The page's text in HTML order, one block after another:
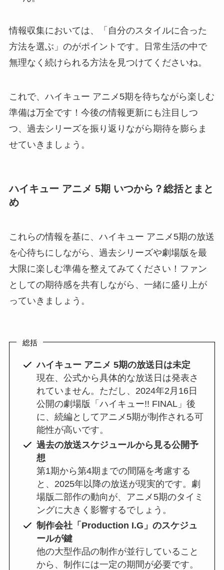
情報収集においては、「自分のスタイルに合った
方法を選ぶ」のがポイントです。日常生活の中で
無理なく続けられる方法を見つけてくださいね。
これで、ハイキュー アニメ5期を待ちながら楽しむ
準備は万全です！今後の情報更新にも注目しつ
つ、過去シリーズを振り返りながら期待を膨らま
せていきましょう。
ハイキュー アニメ 5期 いつから？総括とまと
め
これらの情報を基に、ハイキュー アニメ5期の放送
を心待ちにしながら、過去シリーズや劇場版を最
大限に楽しむ準備を整えてみてください！ファン
としての期待感を共有しながら、一緒に盛り上が
っていきましょう。
総括
ハイキュー アニメ 5期の放送日は未定
現在、公式から具体的な放送日は発表さ
れていません。ただし、2024年2月16日
公開の劇場版「ハイキュー!! FINAL」後
に、続編としてアニメ5期が制作される可
能性が高いです。
過去の放送スケジュールから見る公開予
想
第1期から第4期までの間隔を考慮する
と、2025年以降の放送が現実的です。劇
場版二部作の動向が、アニメ5期のタイミ
ングに大きく影響するでしょう。
制作会社「Production I.G」のスケジュ
ールが鍵
他の大型作品の制作が並行していること
から、制作には一定の期間が必要です。